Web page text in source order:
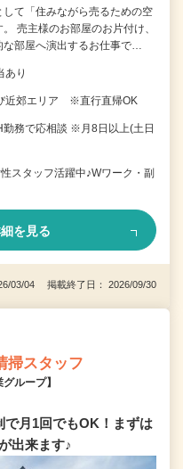
て「住みながら売るための空
売主様のお部屋のお片付け、
な部屋へ演出するお仕事で…
あり
近郊エリア ※直行直帰OK
務で応相談 ※月8日以上(土日
スタッフ活躍中♪Wワーク・副
を見る
03/04 掲載終了日： 2026/09/30
掃スタッフ
ループ】
月1回でもOK！まずは
出来ます♪